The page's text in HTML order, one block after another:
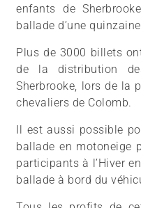
enfants de
ballade d’une
Plus de 3000 billets
de la distribution
Sherbrooke, lors de la
chevaliers de Colomb.
Il est aussi possible
ballade en motoneige
participants à l’Hiver
ballade à bord du